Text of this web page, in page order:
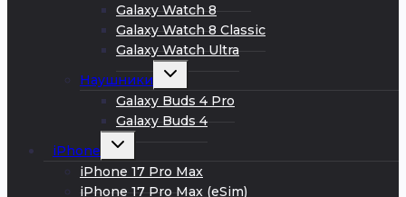
Galaxy Watch 8
Galaxy Watch 8 Classic
Galaxy Watch Ultra
Наушники
Развернуть
меню
Galaxy Buds 4 Pro
Galaxy Buds 4
iPhone
Развернуть
меню
iPhone 17 Pro Max
iPhone 17 Pro Max (eSim)